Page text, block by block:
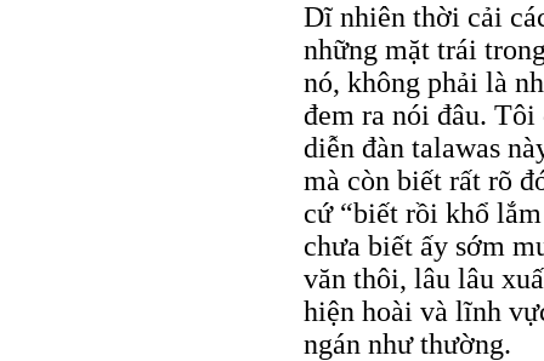
Dĩ nhiên thời cải
những mặt trái
nó, không phải là
đem ra nói đâu.
diễn đàn talawas
mà còn biết rất rõ
cứ “biết rồi khổ
chưa biết ấy sớm
văn thôi, lâu lâu
hiện hoài và lĩnh
ngán như thường.